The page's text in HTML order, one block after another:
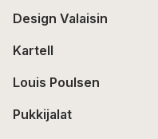
Design Valaisin
Kartell
Louis Poulsen
Pukkijalat